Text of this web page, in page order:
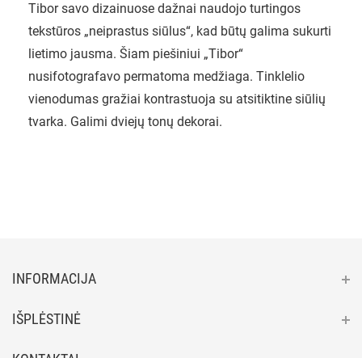
Tibor savo dizainuose dažnai naudojo turtingos
tekstūros „neiprastus siūlus“, kad būtų galima sukurti
lietimo jausma. Šiam piešiniui „Tibor“
nusifotografavo permatoma medžiaga. Tinklelio
vienodumas gražiai kontrastuoja su atsitiktine siūlių
tvarka. Galimi dviejų tonų dekorai.
INFORMACIJA
IŠPLĖSTINĖ